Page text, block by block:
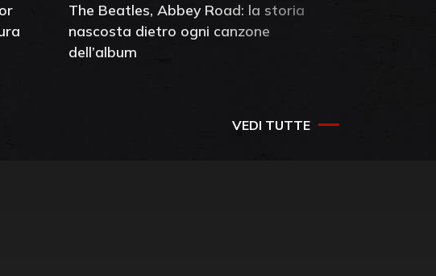
The Beatles, Abbey Road: la storia
nascosta dietro ogni canzone
dell’album
VEDI TUTTE